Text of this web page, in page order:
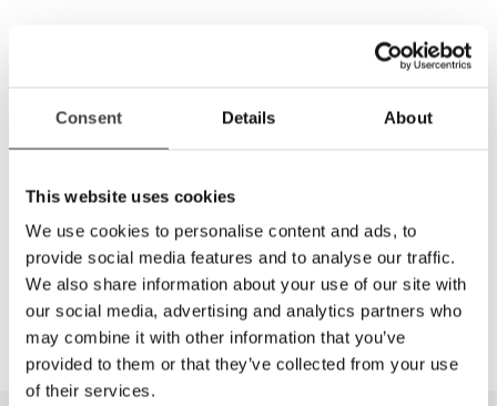
Consent Details About
This website uses cookies
We use cookies to personalise content and ads, to
provide social media features and to analyse our traffic.
We also share information about your use of our site with
our social media, advertising and analytics partners who
may combine it with other information that you’ve
provided to them or that they’ve collected from your use
of their services.
Et lyst orange kantfilter som har en CutOff på 540nm.
Dette er et glass som på måter har de samme
effektene som Aktiv Oransjegult 511, men det kutter
blått lys ved 540 nm. Glasset er brunere enn 511 og
personer med fotofobia som retinitis pigmentosa,
diabetes retinopati, albinisme, cornea problemer og
en del med macula degenerasjon (typisk våt type)
art.nr. PVF 82540